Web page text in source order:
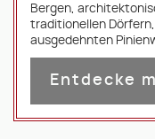
Bergen,
traditionellen
ausgedehnten
Entdecke